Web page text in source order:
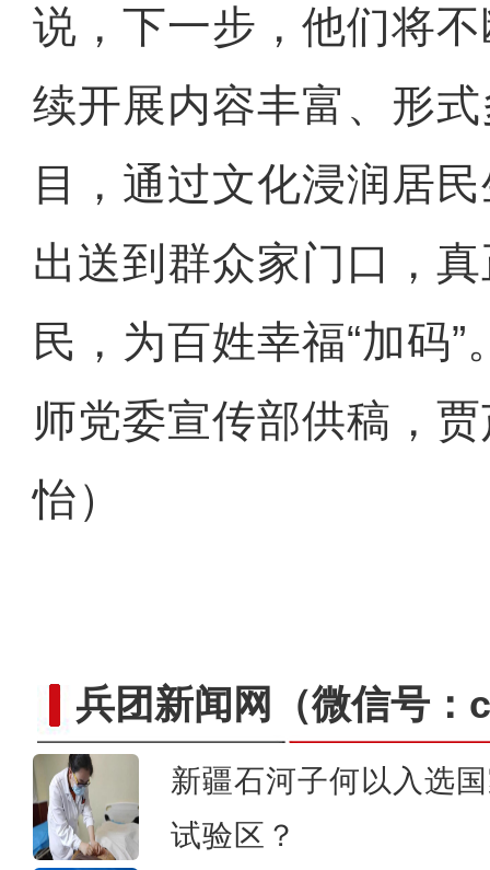
说，下一步，他们将
续开展内容丰富、形
目，通过文化浸润居
出送到群众家门口，
民，为百姓幸福“加码
师党委宣传部供稿，
怡）
兵团新闻网 （微信号
新疆石河子何以入选
试验区？
崭新“城”迹：兵团城镇化